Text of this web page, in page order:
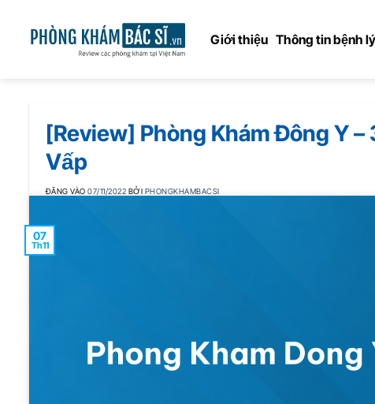
Giới thiệu Thông tin bệnh lý
[Review] Phòng Khám Đông Y
Vấp
ĐĂNG VÀO07/11/2022 BỞI PHONGKHAMBACSI
07
Th11